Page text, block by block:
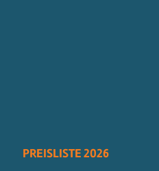
PREISLISTE 2026